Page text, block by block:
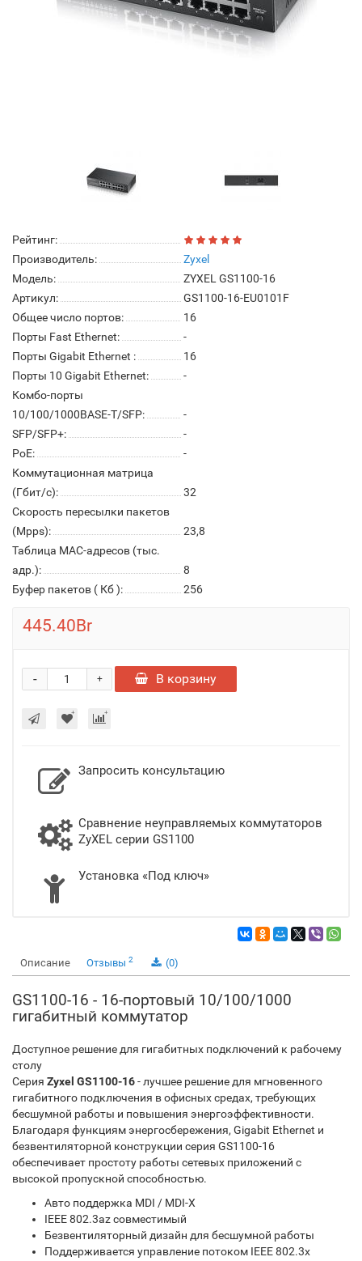
Рейтинг:
Производитель:
Zyxel
Модель:
ZYXEL GS1100-16
Артикул:
GS1100-16-EU0101F
Общее число портов:
16
Порты Fast Ethernet:
-
Порты Gigabit Ethernet :
16
Порты 10 Gigabit Ethernet:
-
Комбо-порты
10/100/1000BASE-T/SFP:
-
SFP/SFP+:
-
PoE:
-
Коммутационная матрица
(Гбит/с):
32
Скорость пересылки пакетов
(Mpps):
23,8
Таблица MAC-адресов (тыс.
адр.):
8
Буфер пакетов ( Кб ):
256
445.40Br
+
- В корзину
Запросить консультацию
Сравнение неуправляемых коммутаторов
ZyXEL серии GS1100
Установка «Под ключ»
Описание Отзывы 2 (0)
GS1100-16 - 16-портовый 10/100/1000
гигабитный коммутатор
Доступное решение для гигабитных подключений к рабочему
столу
Серия Zyxel GS1100-16- лучшее решение для мгновенного
гигабитного подключения в офисных средах, требующих
бесшумной работы и повышения энергоэффективности.
Благодаря функциям энергосбережения, Gigabit Ethernet и
безвентиляторной конструкции серия GS1100-16
обеспечивает простоту работы сетевых приложений с
высокой пропускной способностью.
Авто поддержка MDI / MDI-X
IEEE 802.3az совместимый
Безвентиляторный дизайн для бесшумной работы
Поддерживается управление потоком IEEE 802.3x